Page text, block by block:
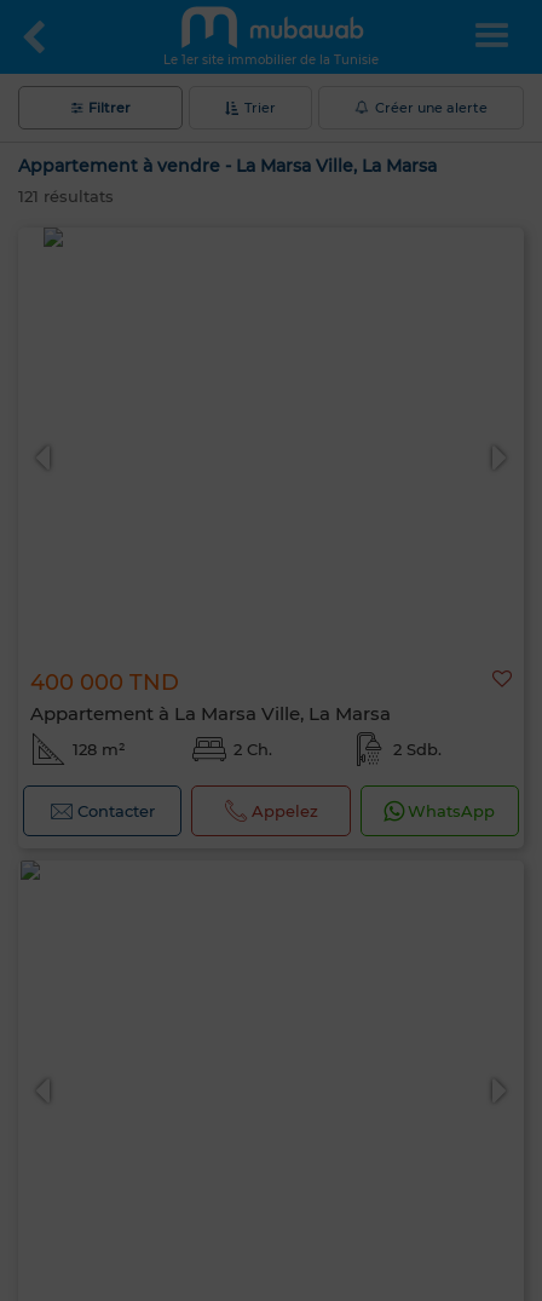
Le 1er site immobilier de la Tunisie
Filtrer Trier Créer une alerte
Appartement à vendre - La Marsa Ville, La Marsa
121 résultats
400 000 TND
Appartement à La Marsa Ville, La Marsa
128 m² 2 Ch. 2 Sdb.
Contacter Appelez WhatsApp